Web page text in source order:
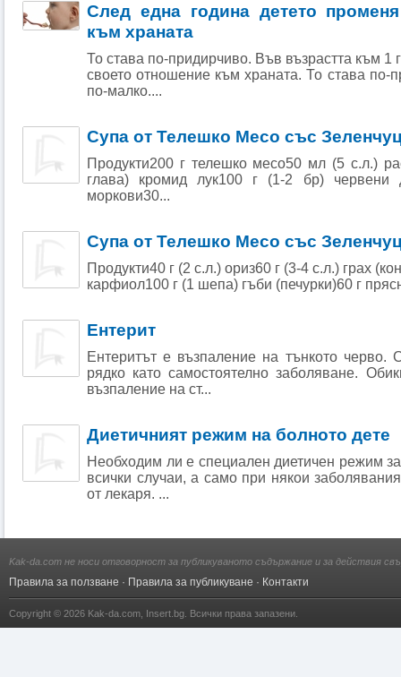
След една година детето
към храната
То става по-придирчиво. Във възрастта към 1
своето отношение към храната. То става по-
по-малко....
Супа от Телешко Месо със
Продукти200 г телешко месо50 мл (5 с.л.)
глава) кромид лук100 г (1-2 бр) червени
моркови30...
Супа от Телешко Месо със
Продукти40 г (2 с.л.) ориз60 г (3-4 с.л.) грах
карфиол100 г (1 шепа) гъби (печурки)60 г
Ентерит
Ентеритът е възпаление на тънкото черво.
рядко като самостоятелно заболяване.
възпаление на ст...
Диетичният режим на болното дете
Необходим ли е специален диетичен режим
всички случаи, а само при някои
от лекаря. ...
Kak-da.com не носи отговорност за публикуваното съдържание и за действия
Правила за ползване · Правила за публикуване · Контакти
Copyright © 2026 Kak-da.com Insert.bg . Всички права запазени.